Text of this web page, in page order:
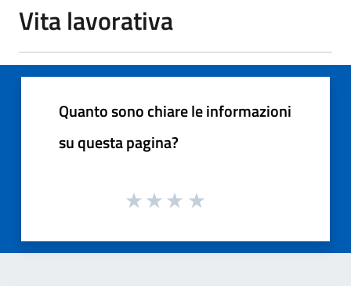
Vita lavorativa
Quanto sono chiare le informazioni
su questa pagina?